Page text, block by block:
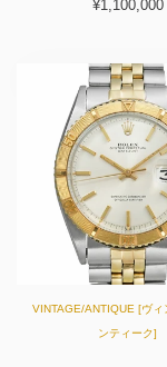
¥1,100,000
VINTAGE/ANTIQUE [ヴィ
ンティーク]